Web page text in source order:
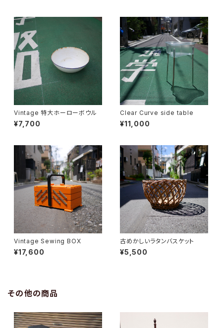
Vintage 特大ホーローボウル
¥7,700
Clear Curve side table
¥11,000
Vintage Sewing BOX
¥17,600
古めかしいラタンバスケット
¥5,500
その他の商品